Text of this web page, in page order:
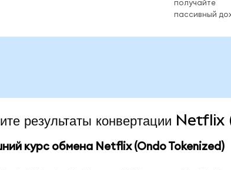
получайте
пассивный
результаты конвертации
курс обмена Netflix (Ondo Tokenized)